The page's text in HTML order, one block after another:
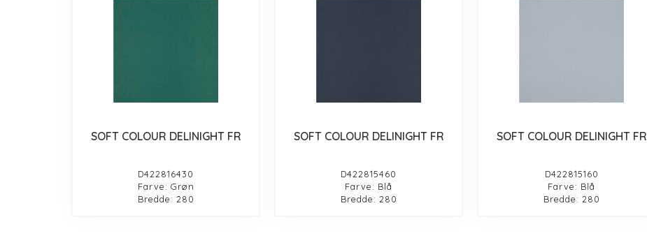
SOFT COLOUR DELINIGHT FR
D422816430
Farve: Grøn
Bredde: 280
SOFT COLOUR DELINIGHT FR
D422815460
Farve: Blå
Bredde: 280
SOFT COLOUR DELINIGHT FR
D422815160
Farve: Blå
Bredde: 280